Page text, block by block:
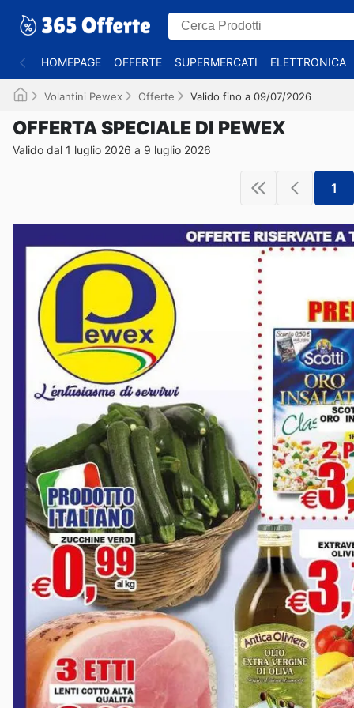
HOMEPAGE OFFERTE SUPERMERCATI ELETTRONICA
Volantini Pewex Offerte Valido fino a 09/07/2026
OFFERTA SPECIALE DI PEWEX
Valido dal 1 luglio 2026 a 9 luglio 2026
1